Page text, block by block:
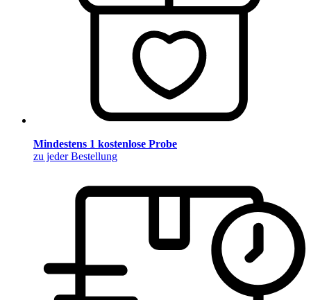
Mindestens 1 kostenlose Probe
zu jeder Bestellung